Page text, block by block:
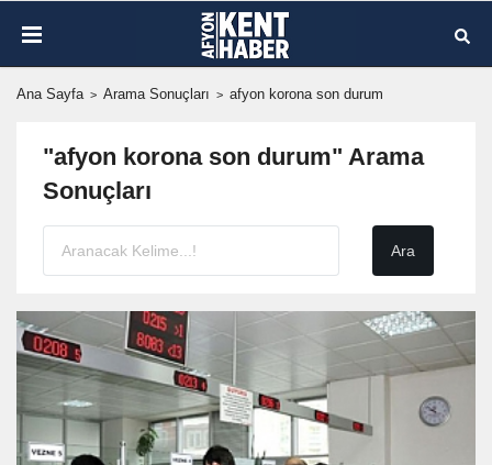
Ana Sayfa Arama Sonuçları afyon korona son durum
"afyon korona son durum" Arama
Sonuçları